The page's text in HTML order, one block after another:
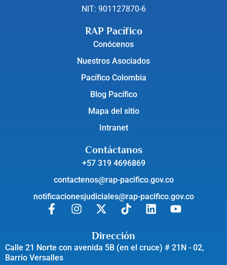
NIT: 901127870-6
RAP Pacífico
Conócenos
Nuestros Asociados
Pacífico Colombia
Blog Pacífico
Mapa del sitio
Intranet
Contáctanos
+57 319 4696869
contactenos@rap-pacifico.gov.co
notificacionesjudiciales@rap-pacifico.gov.co
Dirección
Calle 21 Norte con avenida 5B (en el cruce) # 21N - 02,
Barrio Versalles